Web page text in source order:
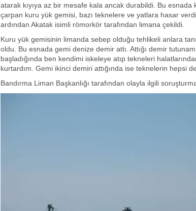
atarak kıyıya az bir mesafe kala ancak durabildi. Bu esnada
çarpan kuru yük gemisi, bazı teknelere ve yatlara hasar verdi.
ardından Akatak isimli römorkör tarafından limana çekildi.
Kuru yük gemisinin limanda sebep olduğu tehlikeli anlara
oldu. Bu esnada gemi denize demir attı. Attığı demir
başladığında ben kendimi iskeleye atıp tekneleri
kurtardım. Gemi ikinci demiri attığında ise teknelerin hepsi
Bandırma Liman Başkanlığı tarafından olayla ilgili